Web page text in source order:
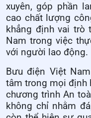
xuyên, góp phần
cao chất lượng
khẳng định vai trò
Nam trong việc
với người lao động.
Bưu điện Việt
tâm trong mọi định
chương trình An
không chỉ nhằm